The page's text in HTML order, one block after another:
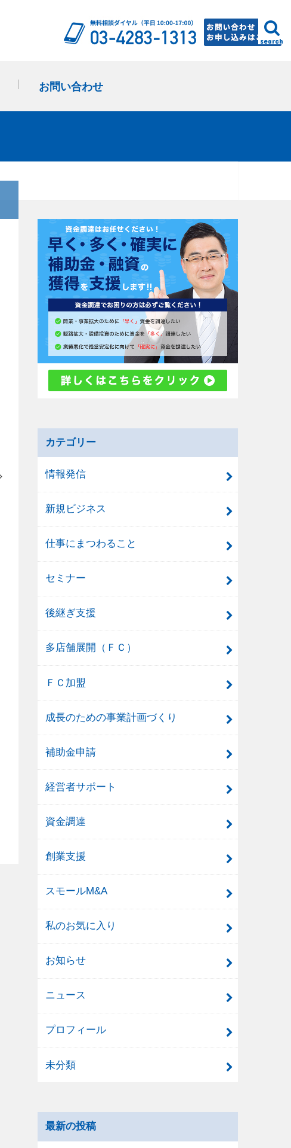
search
お問い合わせ
カテゴリー
情報発信
新規ビジネス
仕事にまつわること
セミナー
後継ぎ支援
多店舗展開（ＦＣ）
ＦＣ加盟
成長のための事業計画づくり
補助金申請
経営者サポート
資金調達
創業支援
スモールM&A
私のお気に入り
お知らせ
ニュース
プロフィール
未分類
最新の投稿